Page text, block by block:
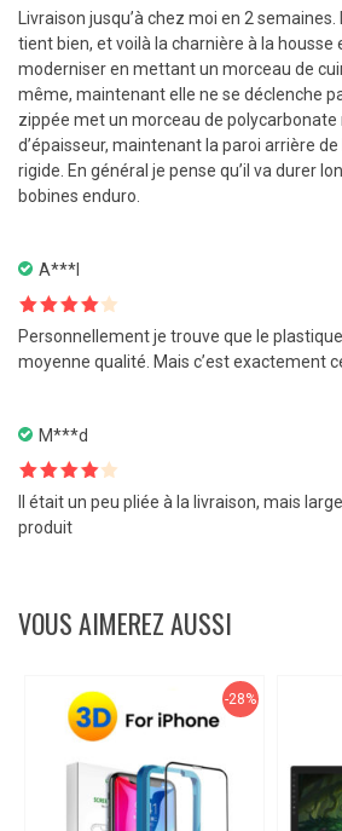
Note
sur
5
Livraison jusqu’à chez moi en 2
tient bien, et voilà la charnière à la housse
moderniser en mettant un morceau de
même, maintenant elle ne se déclenche
zippée met un morceau de
d’épaisseur, maintenant la paroi arrière
rigide. En général je pense qu’il va durer
bobines enduro.
A***l
Note
sur 5
Personnellement je trouve que le
moyenne qualité. Mais c’est exactement
M***d
Note4
sur 5
Il était un peu pliée à la livraison, mais
produit
VOUS AIMEREZ AUSSI
-28%